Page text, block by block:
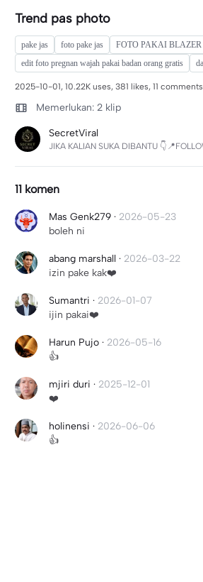
Trend pas photo
pake jas foto pake jas FOTO PAKAI BLAZER
edit foto pregnan wajah pakai badan orang gratis
2025-10-01, 10.22K uses, 381 likes, 11
Memerlukan: 2 klip
SecretViral
JIKA KALIAN SUKA DIBANTU
11 komen
Mas Genk279 · 2026-05-23
boleh ni
abang marshall · 2026-03-22
izin pake kak❤️
Sumantri · 2026-01-07
ijin pakai❤️
Harun Pujo · 2026-05-16
👍
mjiri duri · 2025-12-01
❤️
holinensi · 2026-06-06
👍